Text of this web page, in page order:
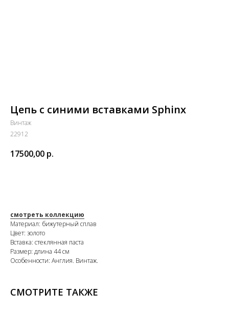
Цепь с синими вставками Sphinx
Винтаж
22912
17500,00 р.
смотреть коллекцию
Материал: бижутерный сплав
Цвет: золото
Вставка: стеклянная паста
Размер: длина 44 см
Особенности: Англия. Винтаж.
СМОТРИТЕ ТАКЖЕ